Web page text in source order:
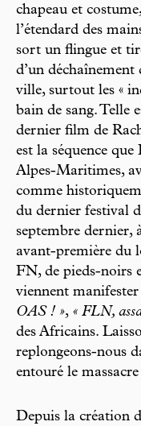
chapeau et
l’étendard des
sort un flingue et
d’un
ville, surtout les «
bain de sang. Telle
dernier film de
est la séquence
Alpes-Maritimes,
comme
du dernier festival
septembre dernier,
avant-première du
FN, de pieds-noirs
viennent
OAS ! », « FLN,
des Africains.
replongeons-nous
entouré le
Depuis la création